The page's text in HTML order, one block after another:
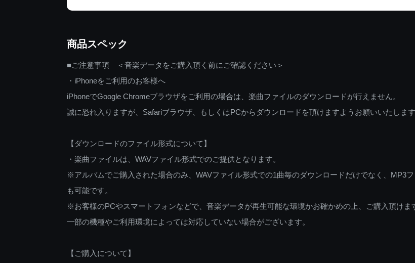
商品スペック
■ご注意事項 ＜音楽データをご購入頂く前にご確認ください＞
・iPhoneをご利用のお客様へ
iPhoneでGoogle Chromeブラウザをご利用の場合は、楽曲ファイルのダウンロードが行えません。
誠に恐れ入りますが、Safariブラウザ、もしくはPCからダウンロードを頂けますようお願いいたします
【ダウンロードのファイル形式について】
・楽曲ファイルは、WAVファイル形式でのご提供となります。
※アルバムでご購入された場合のみ、WAVファイル形式での1曲毎のダウンロードだけでなく、MP3
も可能です。
※お客様のPCやスマートフォンなどで、音楽データが再生可能な環境かお確かめの上、ご購入頂けま
一部の機種やご利用環境によっては対応していない場合がございます。
【ご購入について】